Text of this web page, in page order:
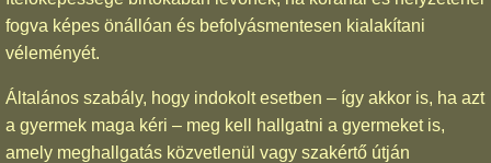
fogva képes önállóan és befolyásmentesen kialakítani
véleményét.
Általános szabály, hogy indokolt esetben – így akkor is, ha azt
a gyermek maga kéri – meg kell hallgatni a gyermeket is,
amely meghallgatás közvetlenül vagy szakértő útján